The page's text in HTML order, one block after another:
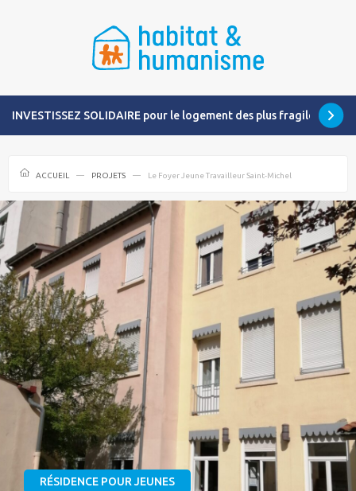
INVESTISSEZ SOLIDAIRE pour le logement des plus fragiles
ACCUEIL PROJETS Le Foyer Jeune Travailleur Saint-Michel
RÉSIDENCE POUR JEUNES